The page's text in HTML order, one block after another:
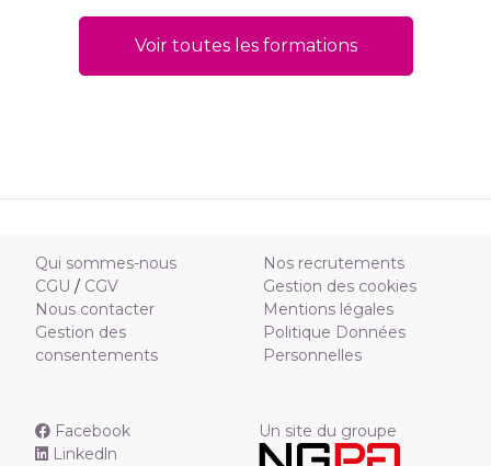
Voir toutes les formations
Qui sommes-nous
CGU / CGV
Nous contacter
Gestion des
consentements
Nos recrutements
Gestion des cookies
Mentions légales
Politique Données
Personnelles
Facebook
Linkedln
Un site du groupe